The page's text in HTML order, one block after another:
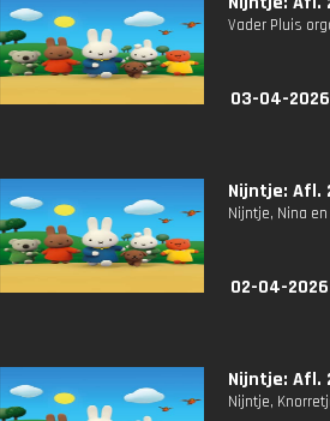
Vader Pluis
03-04-
Nijntje: Afl.
Nijntje, Nina
02-04-
Nijntje: Afl.
Nijntje,